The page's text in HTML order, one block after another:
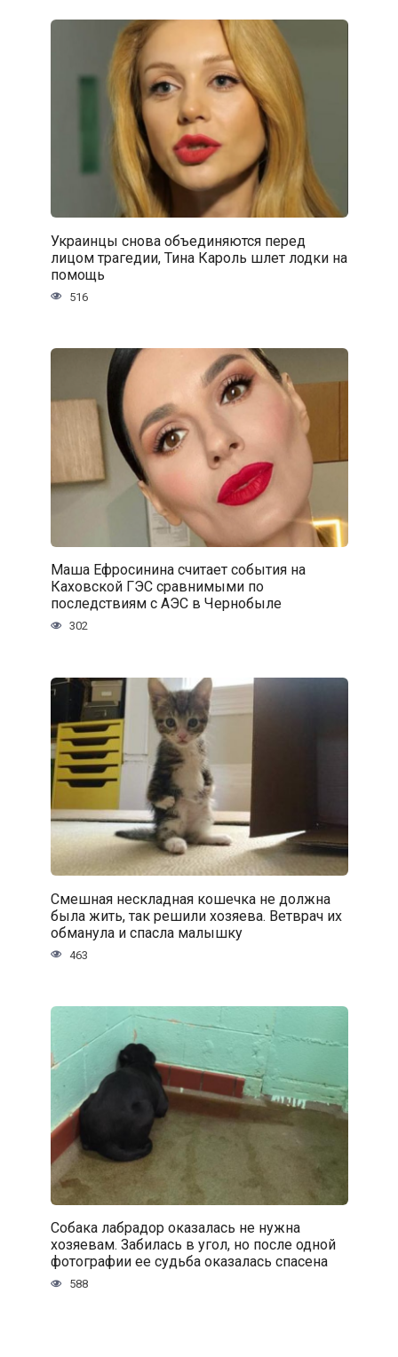
Украинцы снова объединяются перед
лицом трагедии, Тина Кароль шлет лодки на
помощь
516
Маша Ефросинина считает события на
Каховской ГЭС сравнимыми по
последствиям с АЭС в Чернобыле
302
Смешная нескладная кошечка не должна
была жить, так решили хозяева. Ветврач их
обманула и спасла малышку
463
Собака лабрадор оказалась не нужна
хозяевам. Забилась в угол, но после одной
фотографии ее судьба оказалась спасена
588